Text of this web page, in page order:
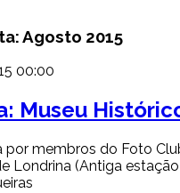
Agosto 2015
00:00
Museu
por membros do Foto
Londrina (Antiga